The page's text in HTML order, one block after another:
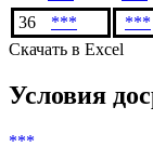
33
*** ***
34
*** ***
36
*** ***